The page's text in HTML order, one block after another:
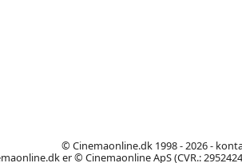
© Cinemaonline.dk 1998 - 2026 -
er © Cinemaonline ApS (CVR.: